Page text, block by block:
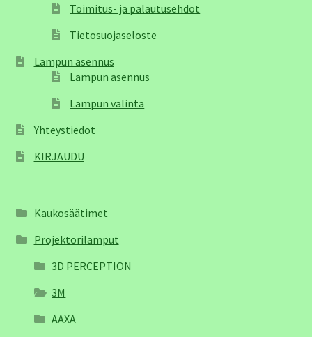
Toimitus- ja palautusehdot
Tietosuojaseloste
Lampun asennus
Lampun asennus
Lampun valinta
Yhteystiedot
KIRJAUDU
Kaukosäätimet
Projektorilamput
3D PERCEPTION
3M
AAXA